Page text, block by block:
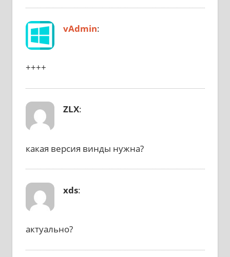
vAdmin:
++++
ZLX:
какая версия винды нужна?
xds:
актуально?